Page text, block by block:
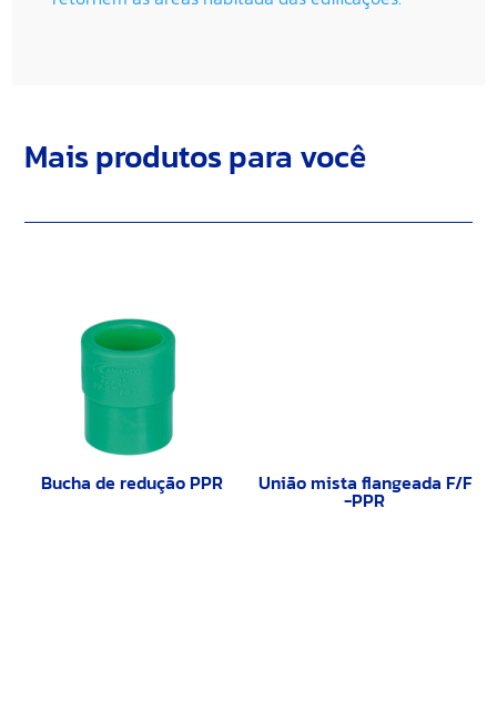
Mais produtos para você
Bucha de redução PPR União mista flangeada F/F
-PPR